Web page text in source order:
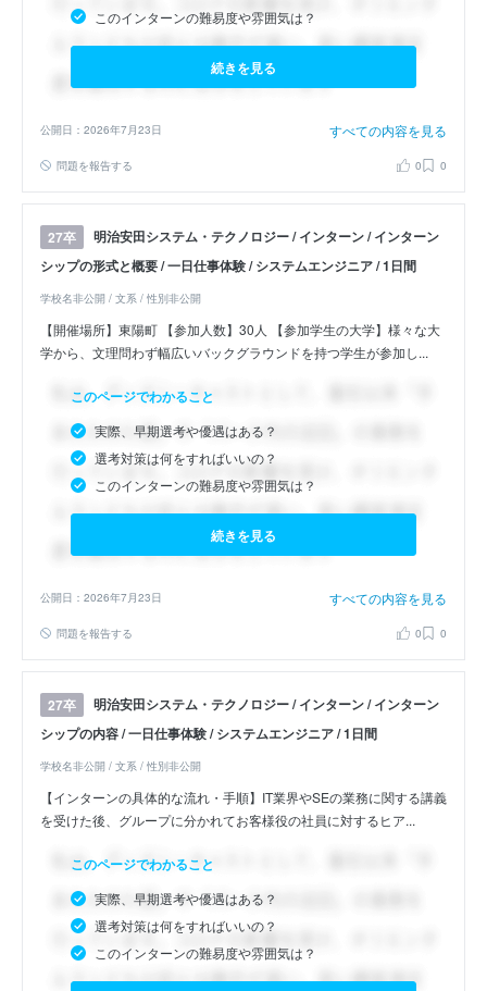
このインターンの難易度や雰囲気は？
続きを見る
公開日：2026年7月23日 すべての内容を見る
問題を報告する 0 0
27卒
明治安田システム・テクノロジー / インターン / インターン
シップの形式と概要 / 一日仕事体験 / システムエンジニア / 1日間
学校名非公開 / 文系 / 性別非公開
【開催場所】東陽町 【参加人数】30人 【参加学生の大学】様々な大
学から、文理問わず幅広いバックグラウンドを持つ学生が参加し...
このページでわかること
実際、早期選考や優遇はある？
選考対策は何をすればいいの？
このインターンの難易度や雰囲気は？
続きを見る
公開日：2026年7月23日 すべての内容を見る
問題を報告する 0 0
27卒
明治安田システム・テクノロジー / インターン / インターン
シップの内容 / 一日仕事体験 / システムエンジニア / 1日間
学校名非公開 / 文系 / 性別非公開
【インターンの具体的な流れ・手順】IT業界やSEの業務に関する講義
を受けた後、グループに分かれてお客様役の社員に対するヒア...
このページでわかること
実際、早期選考や優遇はある？
選考対策は何をすればいいの？
このインターンの難易度や雰囲気は？